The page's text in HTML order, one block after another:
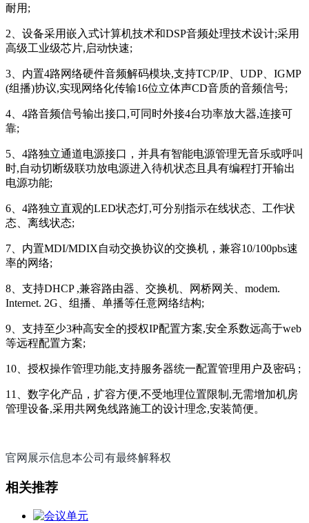
耐用;
2、设备采用嵌入式计算机技术和DSP音频处理技术设计;采用
高级工业级芯片,启动快速;
3、内置4路网络硬件音频解码模块,支持TCP/IP、UDP、IGMP
(组播)协议,实现网络化传输16位立体声CD音质的音频信号;
4、4路音频信号输出接口,可同时外接4台功率放大器,连接可
靠;
5、4路独立通道电源接口，并具有智能电源管理无音乐或呼叫
时,自动切断级联功放电源进入待机状态且具有编程打开输出
电源功能;
6、4路独立直观的LED状态灯,可分别指示在线状态、工作状
态、离线状态;
7、内置MDI/MDIX自动交换协议的交换机，兼容10/100pbs速
率的网络;
8、支持DHCP ,兼容路由器、交换机、网桥网关、modem.
Internet. 2G、组播、单播等任意网络结构;
9、支持至少3种高安全的授权IP配置方案,安全系数远高于web
等远程配置方案;
10、授权操作管理功能,支持服务器统一配置管理用户及密码 ;
11、数字化产品，扩容方便,不受地理位置限制,无需增加机房
管理设备,采用共网免线路施工的设计理念,安装简便。
官网展示信息本公司有最终解释权
相关推荐